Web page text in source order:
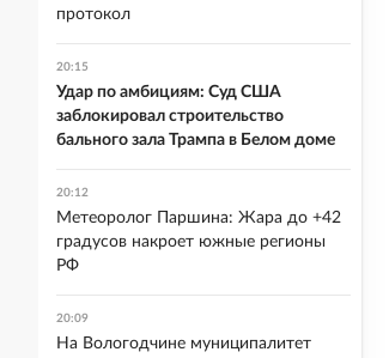
протокол
20:15
Удар по амбициям: Суд США
заблокировал строительство
бального зала Трампа в Белом доме
20:12
Метеоролог Паршина: Жара до +42
градусов накроет южные регионы
РФ
20:09
На Вологодчине муниципалитет